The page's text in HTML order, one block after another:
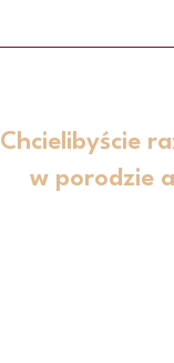
Chcielibyście
w porodzie